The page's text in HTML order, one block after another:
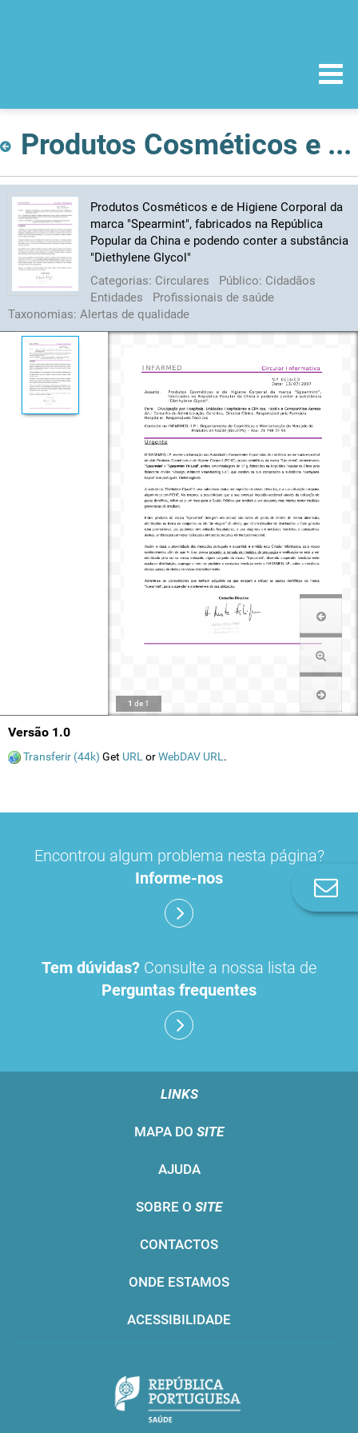
Produtos Cosméticos e de Higiene Corporal da marca "Spearmint", fabricados na República Popular da China e podendo conter a substância "Diethylene Glycol"
Produtos Cosméticos e de Higiene Corporal da
marca "Spearmint", fabricados na República
Popular da China e podendo conter a substância
"Diethylene Glycol"
Categorias: Circulares Público: Cidadãos
Entidades
Profissionais de saúde
Taxonomias: Alertas de qualidade
1 de 1
Versão 1.0
Transferir (44k) Get URL orWebDAV URL .
Encontrou algum problema nesta página?
Informe-nos
Tem dúvidas? Consulte a nossa lista de
Perguntas frequentes
LINKS
MAPA DO SITE
AJUDA
SOBRE O SITE
CONTACTOS
ONDE ESTAMOS
ACESSIBILIDADE